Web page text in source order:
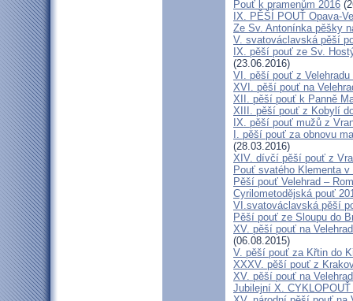
Pouť k pramenům 2016
IX. PĚŠÍ POUŤ Opava-
Ze Sv. Antonínka pěšky
V. svatováclavská pěší
IX. pěší pouť ze Sv.
(23.06.2016)
VI. pěší pouť z
XVI. pěší pouť na
XII. pěší pouť k Panně
XIII. pěší pouť z Kobylí
IX. pěší pouť mužů z
I. pěší pouť za obnovu
(28.03.2016)
XIV. dívčí pěší pouť z
Pouť svatého Klementa
Pěší pouť Velehrad –
Cyrilometodějská pouť
VI.svatováclavská pěší
Pěší pouť ze Sloupu do
XV. pěší pouť na
(06.08.2015)
V. pěší pouť za Křtin do
XXXV. pěší pouť z
XV. pěší pouť na
Jubilejní X.